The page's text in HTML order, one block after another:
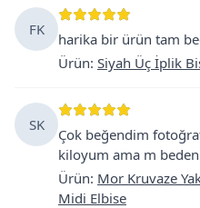
FK
harika bir ürün tam
Ürün: Siyah Üç İplik
SK
Çok beğendim
kiloyum ama m
Ürün: Mor Kruvaze
Midi Elbise